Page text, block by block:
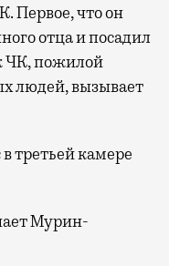
Первое, что он
отца и посадил
ЧК, пожилой
людей, вызывает
третьей камере
Мурин-